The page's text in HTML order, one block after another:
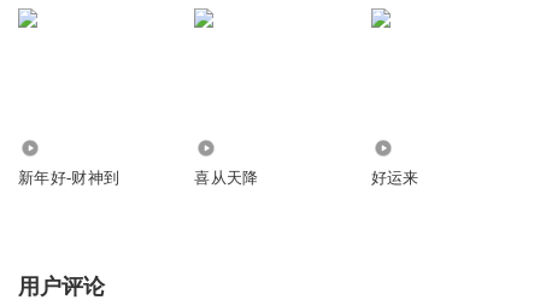
新年好-财神到 喜从天降 好运来
用户评论